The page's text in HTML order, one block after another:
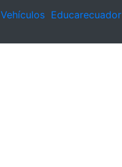
Vehículos Educarecuador